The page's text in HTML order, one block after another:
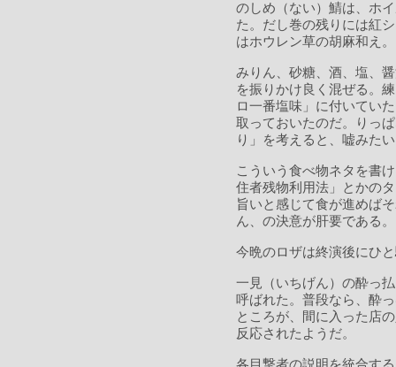
のしめ（ない）鯖は、ホ
た。だし巻の残りには紅
はホウレン草の胡麻和え。
みりん、砂糖、酒、塩、
を振りかけ良く混ぜる。
ロ一番塩味」に付いてい
取っておいたのだ。りっ
り」を考えると、嘘みた
こういう食べ物ネタを書
住者残物利用法」とかの
旨いと感じて食が進めば
ん、の決意が肝要である。
今晩のロザは終演後にひ
一見（いちげん）の酔っ
呼ばれた。普段なら、酔
ところが、間に入った店
反応されたようだ。